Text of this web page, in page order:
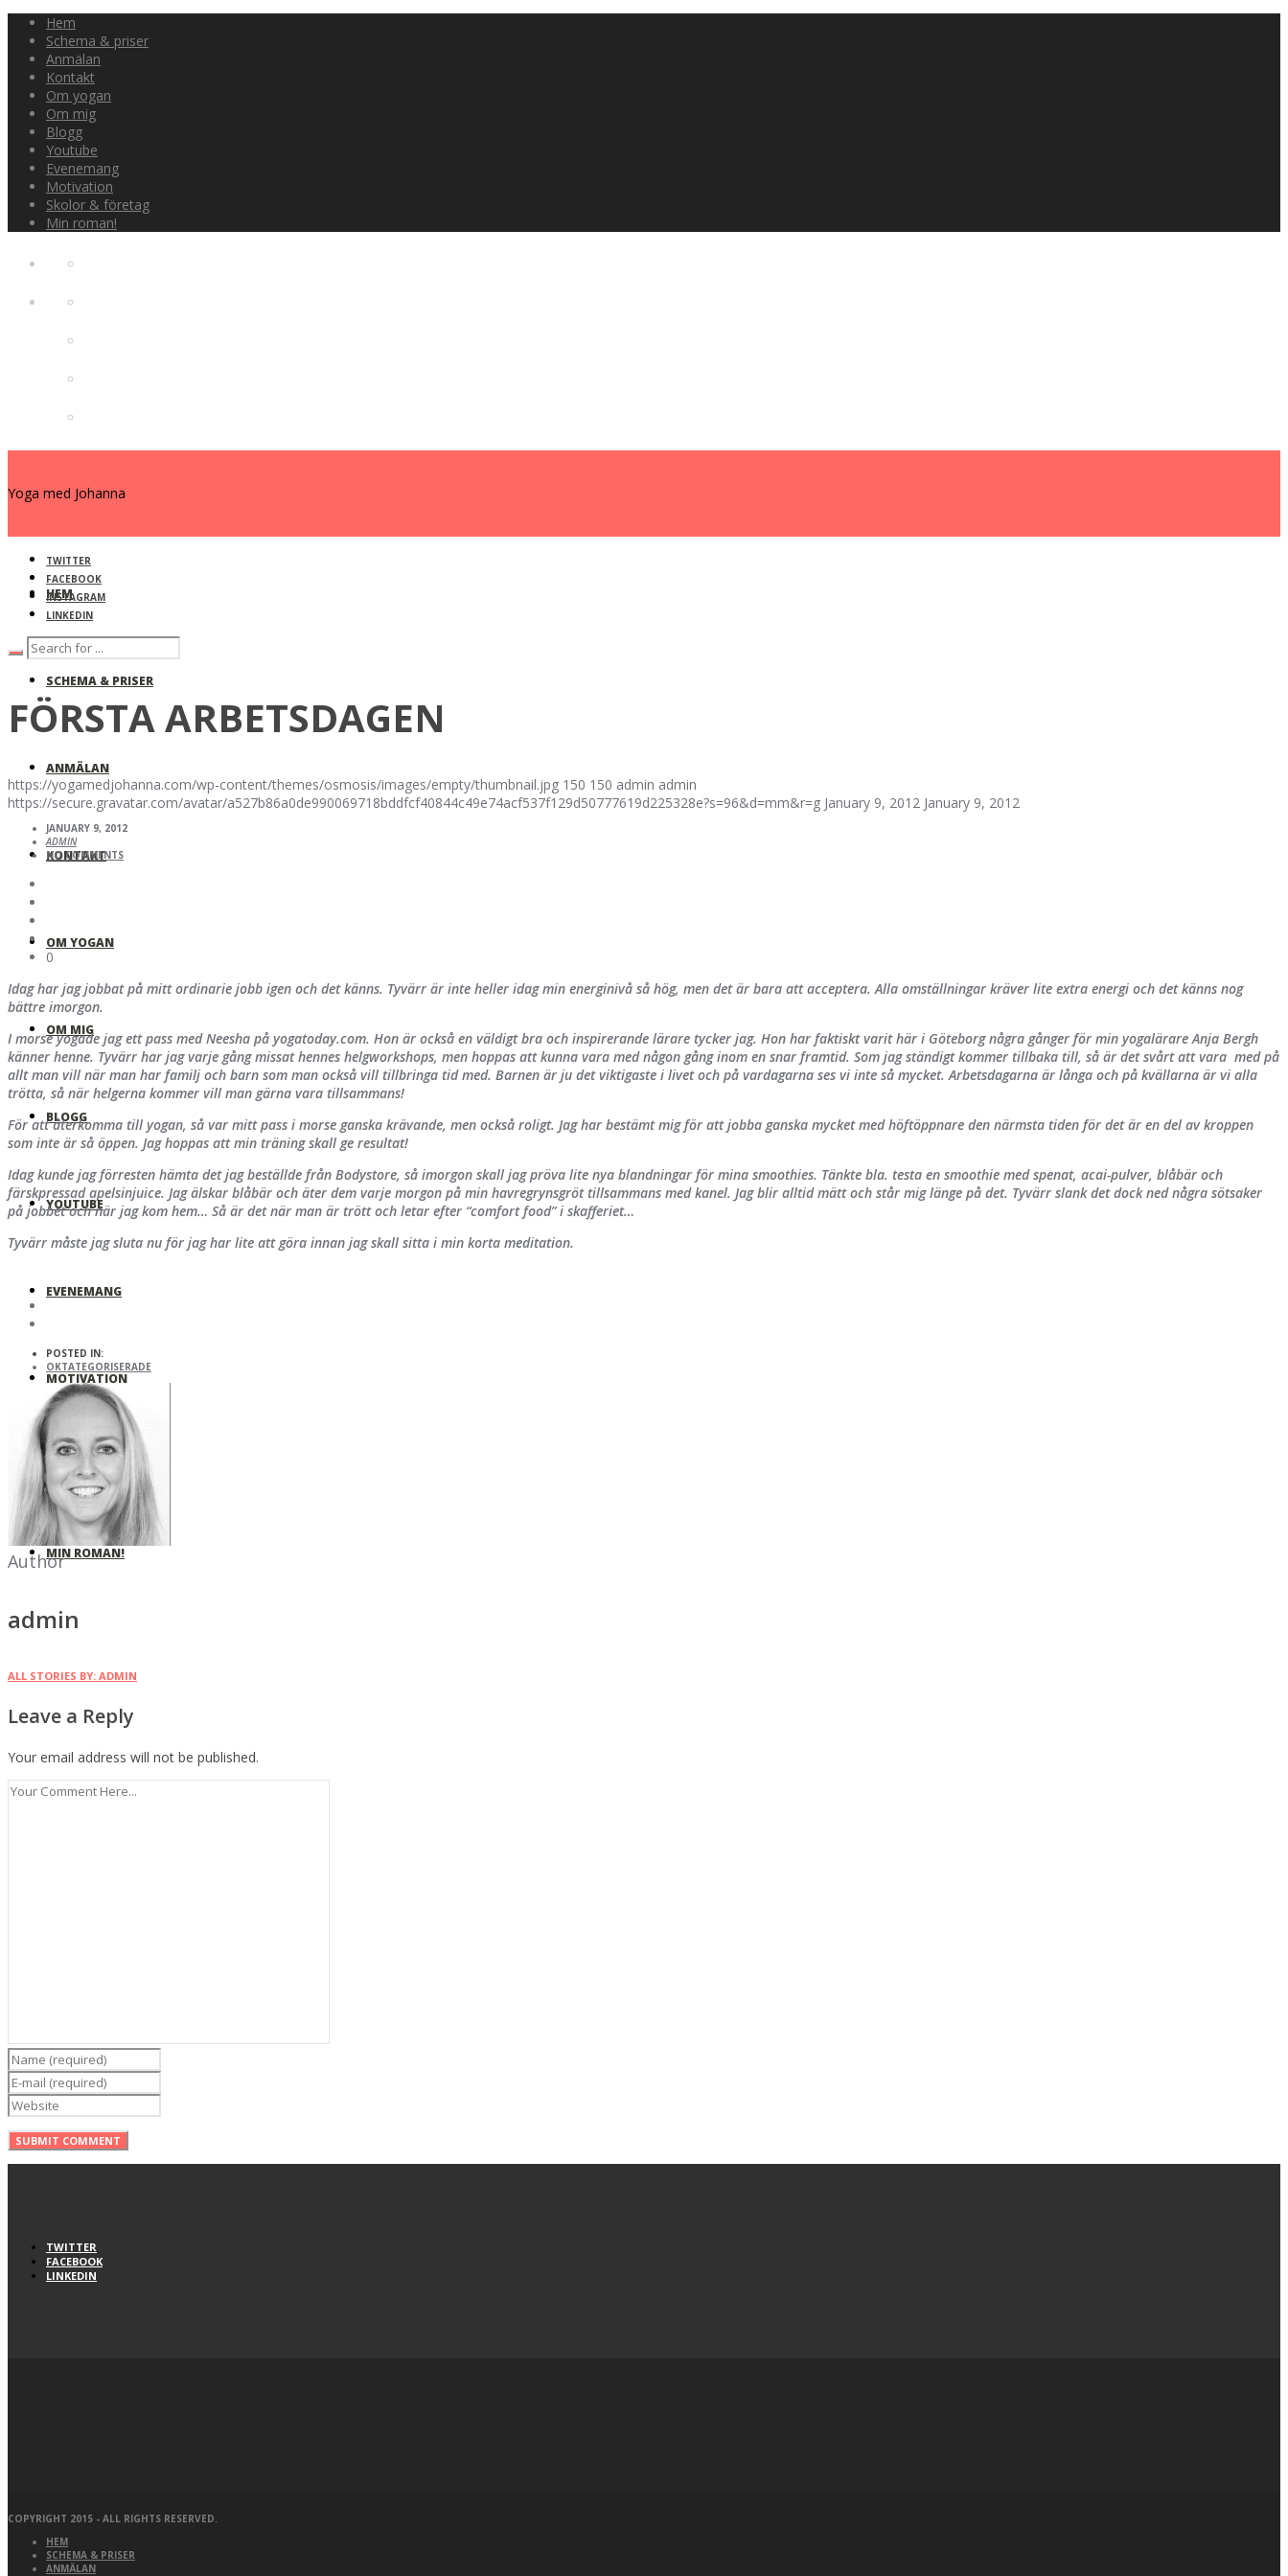
Hem
Schema & priser
Anmälan
Kontakt
Om yogan
Om mig
Blogg
Youtube
Evenemang
Motivation
Skolor & företag
Min roman!
Yoga med Johanna
HEM
SCHEMA & PRISER
ANMÄLAN
KONTAKT
OM YOGAN
OM MIG
BLOGG
YOUTUBE
EVENEMANG
MOTIVATION
SKOLOR & FÖRETAG
MIN ROMAN!
TWITTER
FACEBOOK
INSTAGRAM
LINKEDIN
FÖRSTA ARBETSDAGEN
https://yogamedjohanna.com/wp-content/themes/osmosis/images/empty/thumbnail.jpg 150 150 admin admin
https://secure.gravatar.com/avatar/a527b86a0de990069718bddfcf40844c49e74acf537f129d50777619d225328e?s=96&d=mm&r=g January 9, 2012 January 9, 2012
JANUARY 9, 2012
ADMIN
NO COMMENTS
0
Idag har jag jobbat på mitt ordinarie jobb igen och det känns. Tyvärr är inte heller idag min energinivå så hög, men det är bara att acceptera. Alla omställningar kräver lite extra energi och det känns nog
bättre imorgon.
I morse yogade jag ett pass med Neesha på yogatoday.com. Hon är också en väldigt bra och inspirerande lärare tycker jag. Hon har faktiskt varit här i Göteborg några gånger för min yogalärare Anja Bergh
känner henne. Tyvärr har jag varje gång missat hennes helgworkshops, men hoppas att kunna vara med någon gång inom en snar framtid. Som jag ständigt kommer tillbaka till, så är det svårt att vara med på
allt man vill när man har familj och barn som man också vill tillbringa tid med. Barnen är ju det viktigaste i livet och på vardagarna ses vi inte så mycket. Arbetsdagarna är långa och på kvällarna är vi alla
trötta, så när helgerna kommer vill man gärna vara tillsammans!
För att återkomma till yogan, så var mitt pass i morse ganska krävande, men också roligt. Jag har bestämt mig för att jobba ganska mycket med höftöppnare den närmsta tiden för det är en del av kroppen
som inte är så öppen. Jag hoppas att min träning skall ge resultat!
Idag kunde jag förresten hämta det jag beställde från Bodystore, så imorgon skall jag pröva lite nya blandningar för mina smoothies. Tänkte bla. testa en smoothie med spenat, acai-pulver, blåbär och
färskpressad apelsinjuice. Jag älskar blåbär och äter dem varje morgon på min havregrynsgröt tillsammans med kanel. Jag blir alltid mätt och står mig länge på det. Tyvärr slank det dock ned några sötsaker
på jobbet och när jag kom hem… Så är det när man är trött och letar efter “comfort food” i skafferiet…
Tyvärr måste jag sluta nu för jag har lite att göra innan jag skall sitta i min korta meditation.
POSTED IN:
OKTATEGORISERADE
Author
admin
ALL STORIES BY: ADMIN
Leave a Reply
Your email address will not be published.
TWITTER
FACEBOOK
LINKEDIN
COPYRIGHT 2015 - ALL RIGHTS RESERVED.
HEM
SCHEMA & PRISER
ANMÄLAN